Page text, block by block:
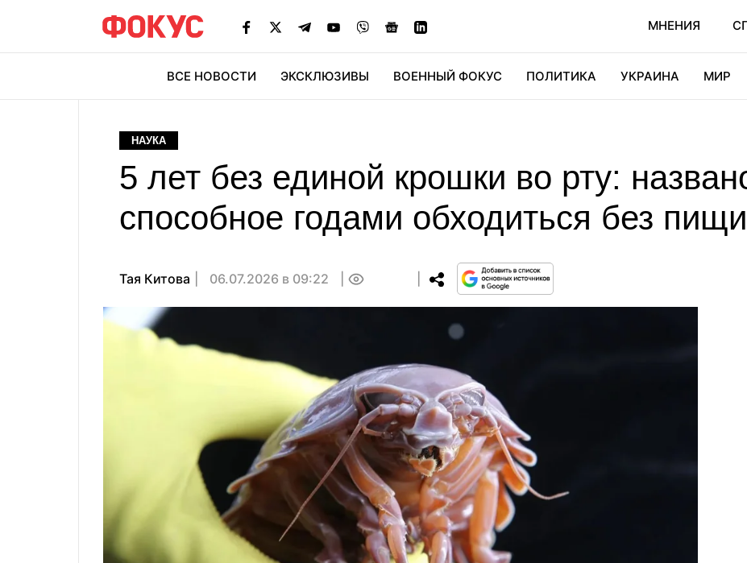
МНЕНИЯ
ВСЕ НОВОСТИ ЭКСКЛЮЗИВЫ ВОЕННЫЙ ФОКУС ПОЛИТИКА УКРАИНА МИР
НАУКА
5 лет без единой крошки во рту:
способное годами обходиться без пищи
Тая Китова 06.07.2026 в 09:22